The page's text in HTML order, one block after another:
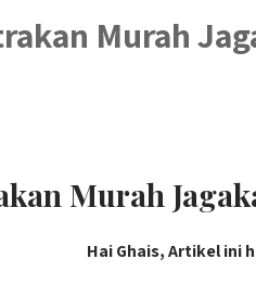
Murah
Murah
Hai Ghais, Artikel ini